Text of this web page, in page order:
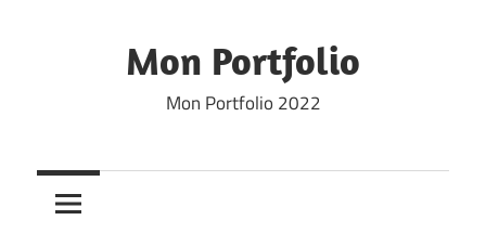
Mon Portfolio
Mon Portfolio 2022